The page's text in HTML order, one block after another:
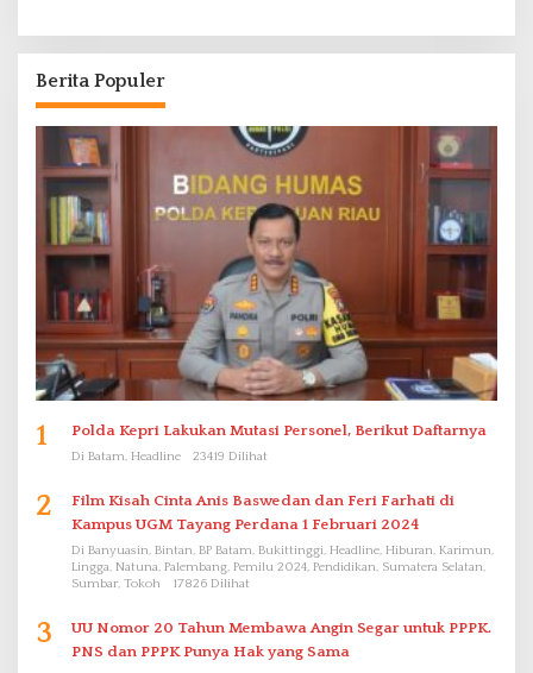
Berita Populer
1 Polda Kepri Lakukan Mutasi Personel, Berikut Daftarnya
Di Batam, Headline 23419 Dilihat
2
Film Kisah Cinta Anis Baswedan dan Feri Farhati di
Kampus UGM Tayang Perdana 1 Februari 2024
Di Banyuasin, Bintan, BP Batam, Bukittinggi, Headline, Hiburan, Karimun,
Lingga, Natuna, Palembang, Pemilu 2024, Pendidikan, Sumatera Selatan,
Sumbar, Tokoh
17826 Dilihat
3
UU Nomor 20 Tahun Membawa Angin Segar untuk PPPK.
PNS dan PPPK Punya Hak yang Sama